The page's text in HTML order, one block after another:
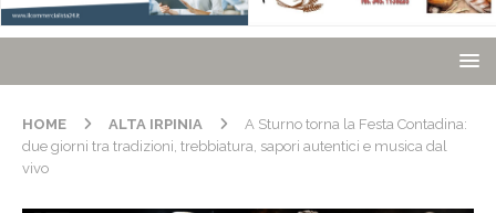
HOME ALTA IRPINIA
A Sturno torna la Festa Contadina:
due giorni tra tradizioni, trebbiatura, sapori autentici e musica dal
vivo